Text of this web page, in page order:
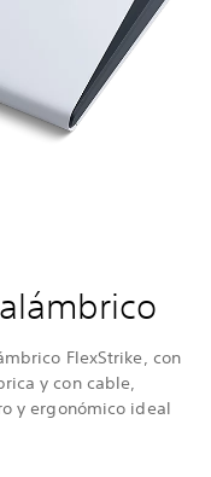
FlexStrike, con
y con cable,
y ergonómico ideal